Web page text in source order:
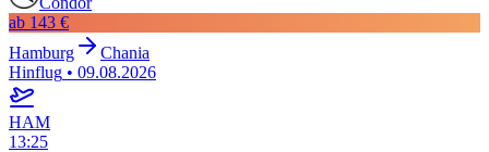
ab 143 €
Hamburg
Chania
Hinflug • 09.08.2026
HAM
13:25